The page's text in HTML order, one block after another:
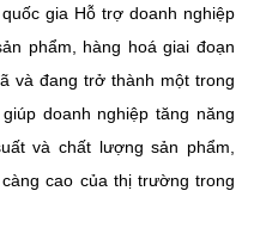
NGHỆ
Góp ý
gia Hỗ trợ doanh nghiệp
phẩm, hàng hoá giai đoạn
và đang trở thành một trong
doanh nghiệp tăng năng
và chất lượng sản phẩm,
cao của thị trường trong